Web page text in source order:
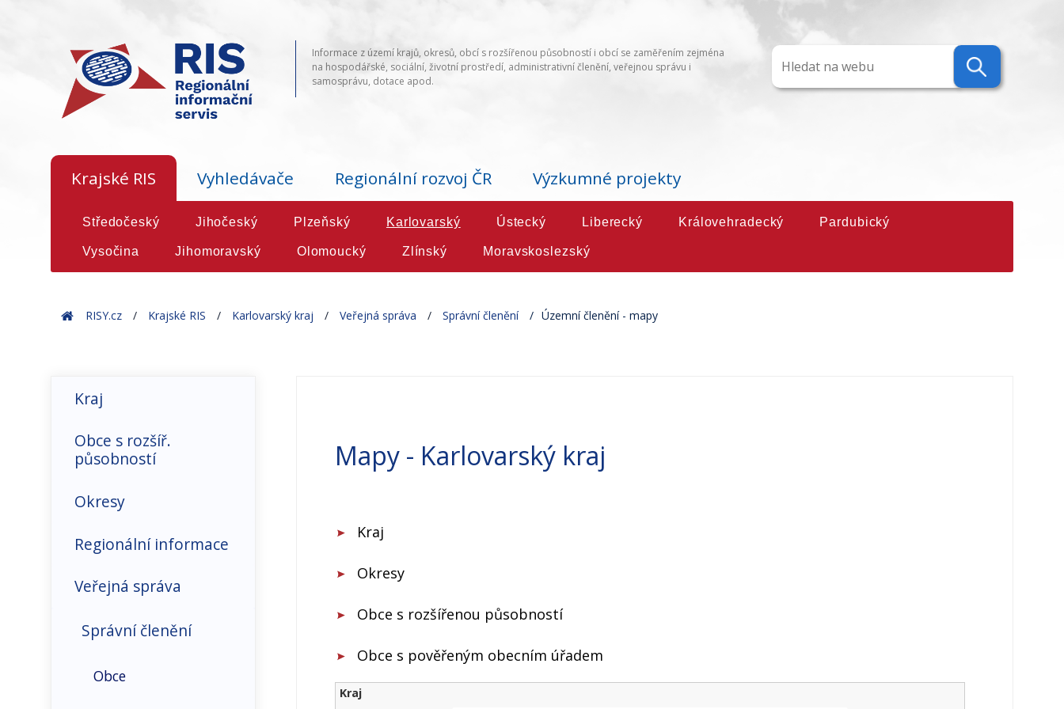
Informace z území krajů, okresů, obcí s rozšířenou působností i obcí se zaměřením zejména
na hospodářské, sociální, životní prostředí, administrativní členění, veřejnou správu i
samosprávu, dotace apod.
Krajské RIS Vyhledávače Regionální rozvoj ČR Výzkumné projekty
Středočeský Jihočeský Plzeňský Karlovarský Ústecký Liberecký Královehradecký Pardubický
Vysočina Jihomoravský Olomoucký Zlínský Moravskoslezský
HomeRISY.cz Krajské RIS Karlovarský kraj Veřejná správa Správní členění Územní členění - mapy
Kraj
Hospodářské prostředí
doprava, ICT
Makroekonomické
Přímé zahraniční
investice
Obce s rozšíř.
působností
Okresy
Regionální informace
Euroregiony
Místní akční skupiny
O kraji
Veřejná správa
Správní členění
Obce
Mapy - Karlovarský kraj
Kraj
Okresy
Obce s rozšířenou působností
Obce s pověřeným obecním úřadem
Kraj